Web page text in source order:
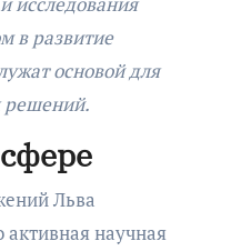
в развитие
основой для
решений.
Льва
научная